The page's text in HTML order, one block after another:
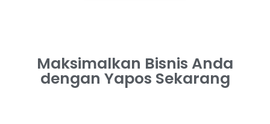
Maksimalkan Bisnis Anda
dengan Yapos Sekarang